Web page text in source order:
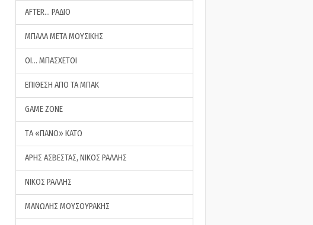
AFTER… ΡΑΔΙΟ
ΜΠΑΛΑ ΜΕΤΑ ΜΟΥΣΙΚΗΣ
ΟΙ… ΜΠΑΣΧΕΤΟΙ
ΕΠΙΘΕΣΗ ΑΠΟ ΤΑ ΜΠΑΚ
GAME ZONE
ΤA «ΠΑΝΟ» ΚΑΤΩ
ΑΡΗΣ ΑΣΒΕΣΤΑΣ, ΝΙΚΟΣ ΡΑΛΛΗΣ
ΝΙΚΟΣ ΡΑΛΛΗΣ
ΜΑΝΩΛΗΣ ΜΟΥΣΟΥΡΑΚΗΣ